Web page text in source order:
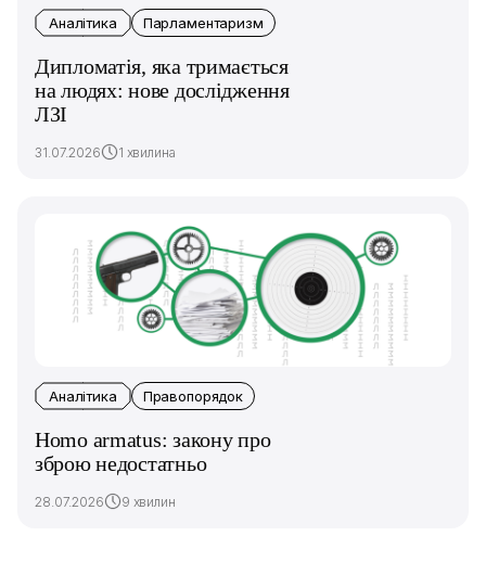
Аналітика Парламентаризм
Дипломатія, яка тримається
на людях: нове дослідження
ЛЗІ
31.07.2026 1 хвилина
Аналітика Правопорядок
Homo armatus: закону про
зброю недостатньо
28.07.2026 9 хвилин